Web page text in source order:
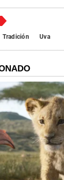
Tradición Uva